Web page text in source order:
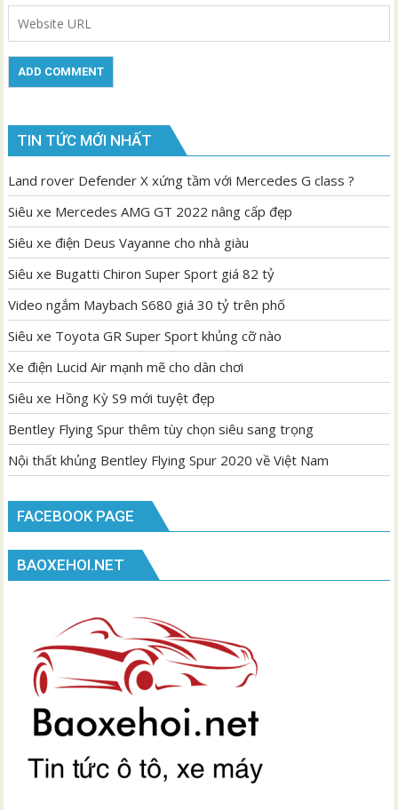
TIN TỨC MỚI NHẤT
Land rover Defender X xứng tầm với Mercedes G class ?
Siêu xe Mercedes AMG GT 2022 nâng cấp đẹp
Siêu xe điện Deus Vayanne cho nhà giàu
Siêu xe Bugatti Chiron Super Sport giá 82 tỷ
Video ngắm Maybach S680 giá 30 tỷ trên phố
Siêu xe Toyota GR Super Sport khủng cỡ nào
Xe điện Lucid Air mạnh mẽ cho dân chơi
Siêu xe Hồng Kỳ S9 mới tuyệt đẹp
Bentley Flying Spur thêm tùy chọn siêu sang trọng
Nội thất khủng Bentley Flying Spur 2020 về Việt Nam
FACEBOOK PAGE
BAOXEHOI.NET